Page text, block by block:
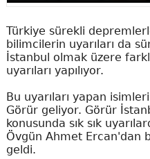
Türkiye sürekli
bilimcilerin uyarıları da
İstanbul olmak üzere
uyarıları yapılıyor.
Bu uyarıları yapan
Görür geliyor. Görür
konusunda sık sık
Övgün Ahmet Ercan'dan
geldi.